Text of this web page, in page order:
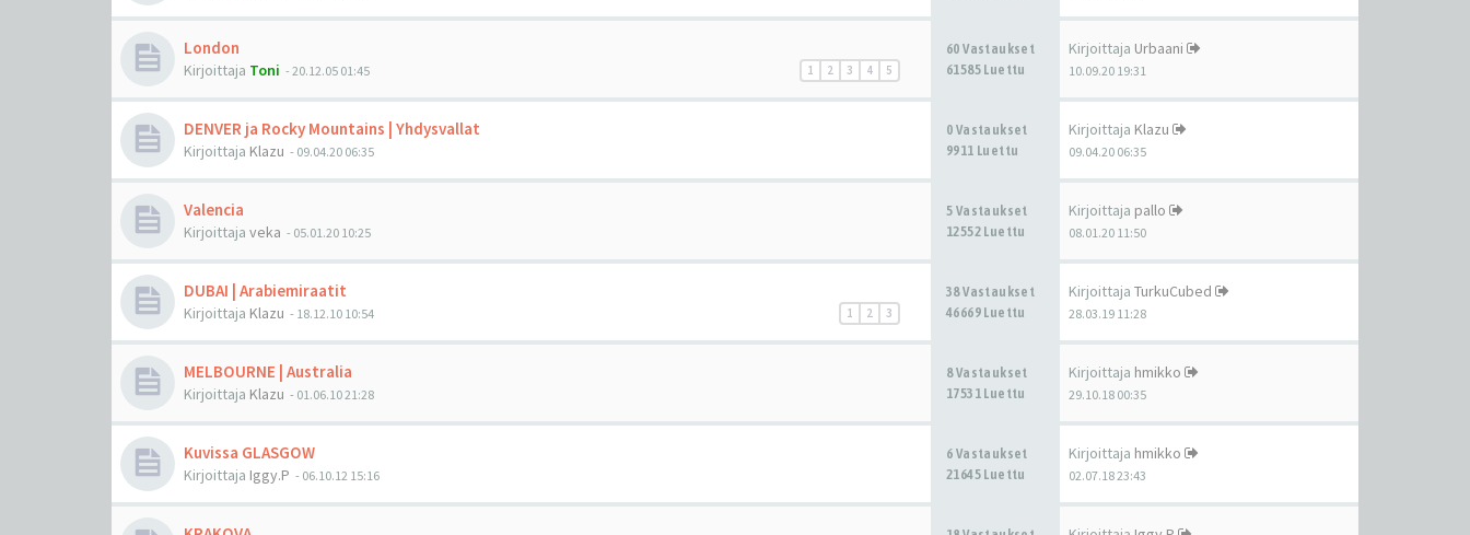
London
1 2 3 4 5
Kirjoittaja Toni - 20.12.05 01:45
60 Vastaukset
61585 Luettu
Kirjoittaja Urbaani
10.09.20 19:31
DENVER ja Rocky Mountains | Yhdysvallat
Kirjoittaja Klazu - 09.04.20 06:35
0 Vastaukset
9911 Luettu
Kirjoittaja Klazu
09.04.20 06:35
Valencia
Kirjoittaja veka - 05.01.20 10:25
5 Vastaukset
12552 Luettu
Kirjoittaja pallo
08.01.20 11:50
DUBAI | Arabiemiraatit
1 2 3
Kirjoittaja Klazu - 18.12.10 10:54
38 Vastaukset
46669 Luettu
Kirjoittaja TurkuCubed
28.03.19 11:28
MELBOURNE | Australia
Kirjoittaja Klazu - 01.06.10 21:28
8 Vastaukset
17531 Luettu
Kirjoittaja hmikko
29.10.18 00:35
Kuvissa GLASGOW
Kirjoittaja Iggy.P - 06.10.12 15:16
6 Vastaukset
21645 Luettu
Kirjoittaja hmikko
02.07.18 23:43